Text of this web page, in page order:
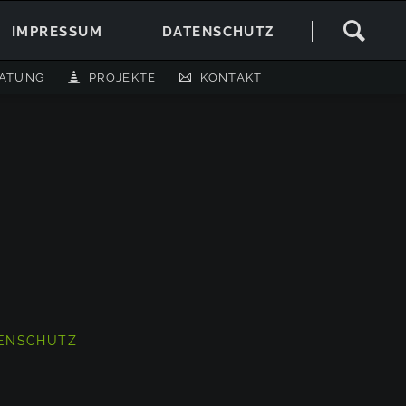
überspringen
IMPRESSUM DATENSCHUTZ
PROJEKTE KONTAKT